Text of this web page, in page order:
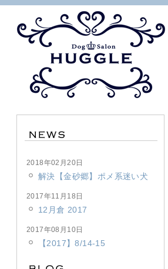
2018年02月20日
解決【金砂郷】ポメ系迷い犬
2017年11月18日
12月倉 2017
2017年08月10日
【2017】8/14-15